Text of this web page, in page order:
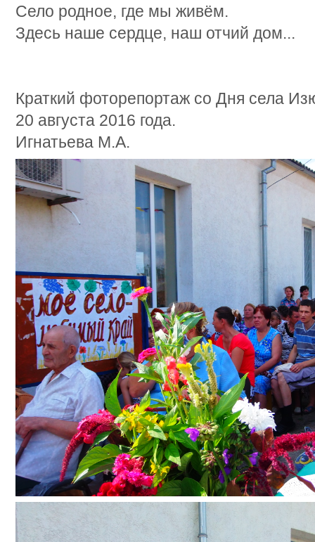
Село родное, где мы живём.
Здесь наше сердце, наш отчий дом...
Краткий фоторепортаж со Дня села
20 августа 2016 года.
Игнатьева М.А.